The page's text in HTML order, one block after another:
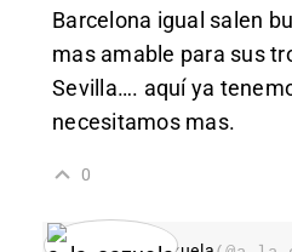
Barcelona igual salen
mas amable para sus
Sevilla…. aquí ya
necesitamos mas.
0